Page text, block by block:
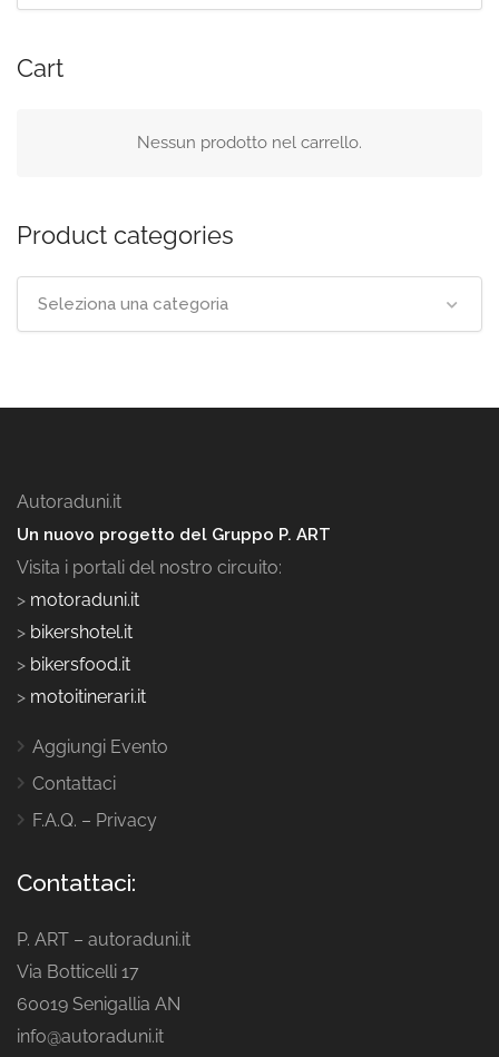
Cart
Nessun prodotto nel carrello.
Product categories
Seleziona una categoria
Autoraduni.it
Un nuovo progetto del Gruppo P. ART
Visita i portali del nostro circuito:
> motoraduni.it
> bikershotel.it
> bikersfood.it
> motoitinerari.it
Aggiungi Evento
Contattaci
F.A.Q. – Privacy
Contattaci:
P. ART – autoraduni.it
Via Botticelli 17
60019 Senigallia AN
info@autoraduni.it